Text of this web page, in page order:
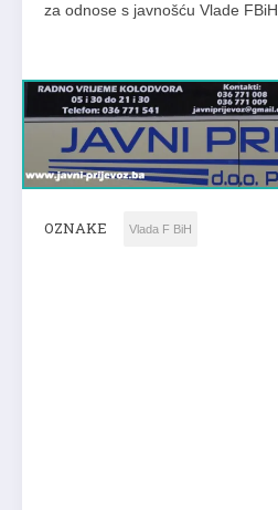
za odnose s javnošću Vlade FBiH.
OZNAKE Vlada F BiH